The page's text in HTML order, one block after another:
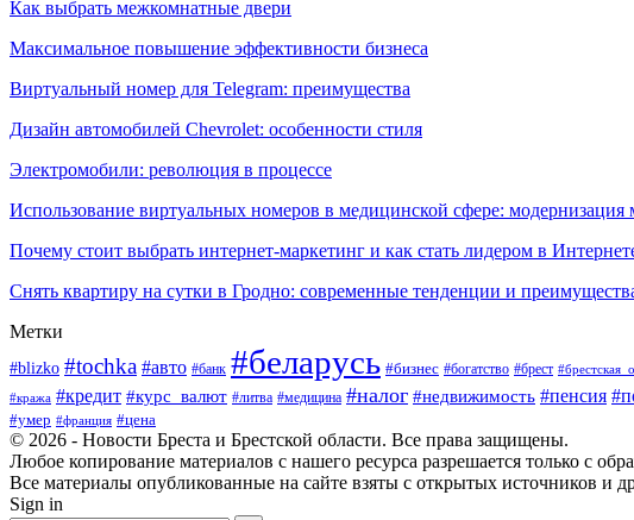
Как выбрать межкомнатные двери
Максимальное повышение эффективности бизнеса
Виртуальный номер для Telegram: преимущества
Дизайн автомобилей Chevrolet: особенности стиля
Электромобили: революция в процессе
Использование виртуальных номеров в медицинской сфере: модернизация
Почему стоит выбрать интернет-маркетинг и как стать лидером в
Снять квартиру на сутки в Гродно: современные тенденции и
Метки
#blizko #tochka #авто #банк #беларусь #бизнес #богатство #брест
#кража #кредит #курс_валют #литва #медицина #налог #недвижимость #пенсия
#умер #франция #цена
© 2026 - Новости Бреста и Брестской области. Все права защищены.
Любое копирование материалов с нашего ресурса разрешается только с
Все материалы опубликованные на сайте взяты с открытых источников и
Sign in